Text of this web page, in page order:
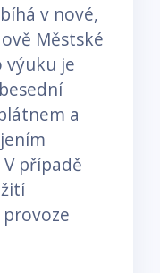
v nové,
Městské
výuku je
a
případě